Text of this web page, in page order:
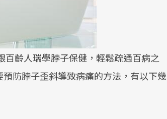
齡人瑞學脖子保健，輕鬆疏通百病之
防脖子歪斜導致病痛的方法，有以下幾